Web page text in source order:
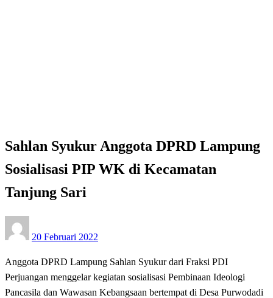
Sahlan Syukur Anggota DPRD Lampung
Sosialisasi PIP WK di Kecamatan
Tanjung Sari
on
20 Februari 2022
Anggota DPRD Lampung Sahlan Syukur dari Fraksi PDI
Perjuangan menggelar kegiatan sosialisasi Pembinaan Ideologi
Pancasila dan Wawasan Kebangsaan bertempat di Desa Purwodadi